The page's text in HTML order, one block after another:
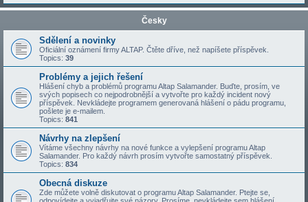
Česky
Sdělení a novinky
Oficiální oznámení firmy ALTAP. Čtěte dříve, než napíšete příspěvek.
Topics: 39
Problémy a jejich řešení
Hlášení chyb a problémů programu Altap Salamander. Buďte, prosím, ve
svých popisech co nejpodrobnější a vytvořte pro každý incident nový
příspěvek. Nevkládejte programem generovaná hlášení o pádu programu,
pošlete je e-mailem.
Topics: 841
Návrhy na zlepšení
Vítáme všechny návrhy na nové funkce a vylepšení programu Altap
Salamander. Pro každý návrh prosím vytvořte samostatný příspěvek.
Topics: 834
Obecná diskuze
Zde můžete volně diskutovat o programu Altap Salamander. Ptejte se,